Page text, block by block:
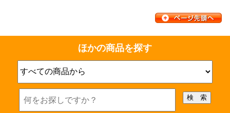
ほかの商品を探す